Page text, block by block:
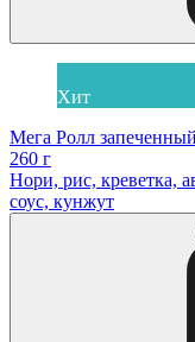
Хит
Мега Ролл
260 г
Нори, рис, креветка,
соус, кунжут